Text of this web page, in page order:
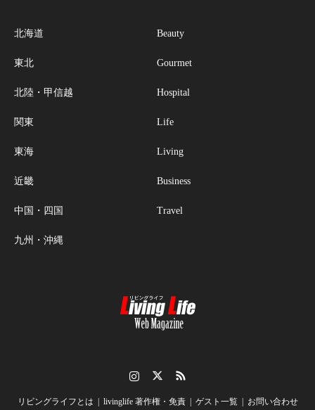
北海道
東北
北陸・甲信越
関東
東海
近畿
中国・四国
九州・沖縄
Beauty
Gourmet
Hospital
Life
Living
Business
Travel
リビングライフとは livinglife 著作権・免責 ゲスト一覧 お問い合わせ